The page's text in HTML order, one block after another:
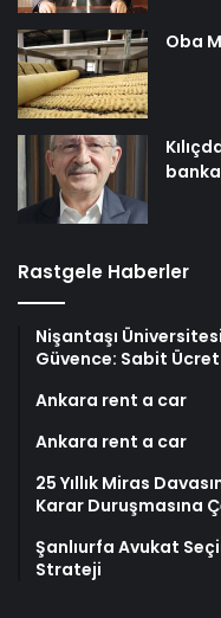
Oba
Rastgele Haberler
Nişantaşı
Güvence: Sabit
Ankara rent a car
Ankara rent a car
25 Yıllık Miras
Karar Duruşmasına
Şanlıurfa Avukat
Strateji